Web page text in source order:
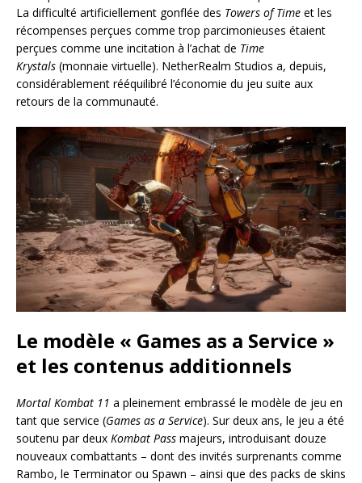
La difficulté artificiellement gonflée des Towers of Time et les
récompenses perçues comme trop parcimonieuses étaient
perçues comme une incitation à l’achat de Time
Krystals (monnaie virtuelle). NetherRealm Studios a, depuis,
considérablement rééquilibré l’économie du jeu suite aux
retours de la communauté.
Le modèle « Games as a Service »
et les contenus additionnels
Mortal Kombat 11 a pleinement embrassé le modèle de jeu en
tant que service (Games as a Service). Sur deux ans, le jeu a été
soutenu par deux Kombat Pass majeurs, introduisant douze
nouveaux combattants – dont des invités surprenants comme
Rambo, le Terminator ou Spawn – ainsi que des packs de skins